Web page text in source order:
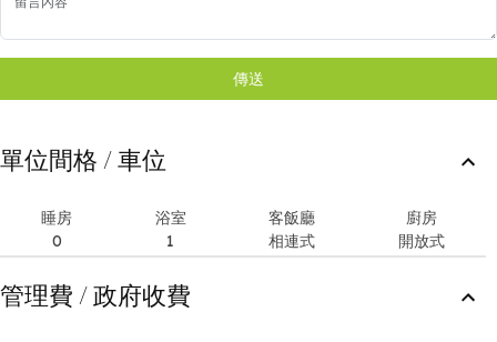
傳送
單位間格 / 車位
睡房
0
浴室
1
客飯廳
相連式
廚房
開放式
管理費 / 政府收費